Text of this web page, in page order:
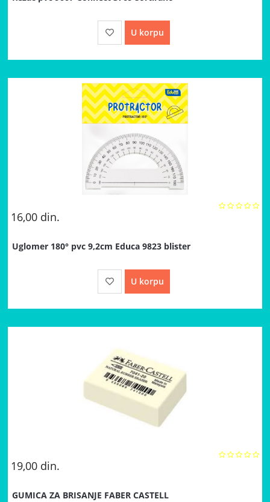
U korpu
16,00 din.
Uglomer 180° pvc 9,2cm Educa 9823 blister
U korpu
19,00 din.
GUMICA ZA BRISANJE FABER CASTELL